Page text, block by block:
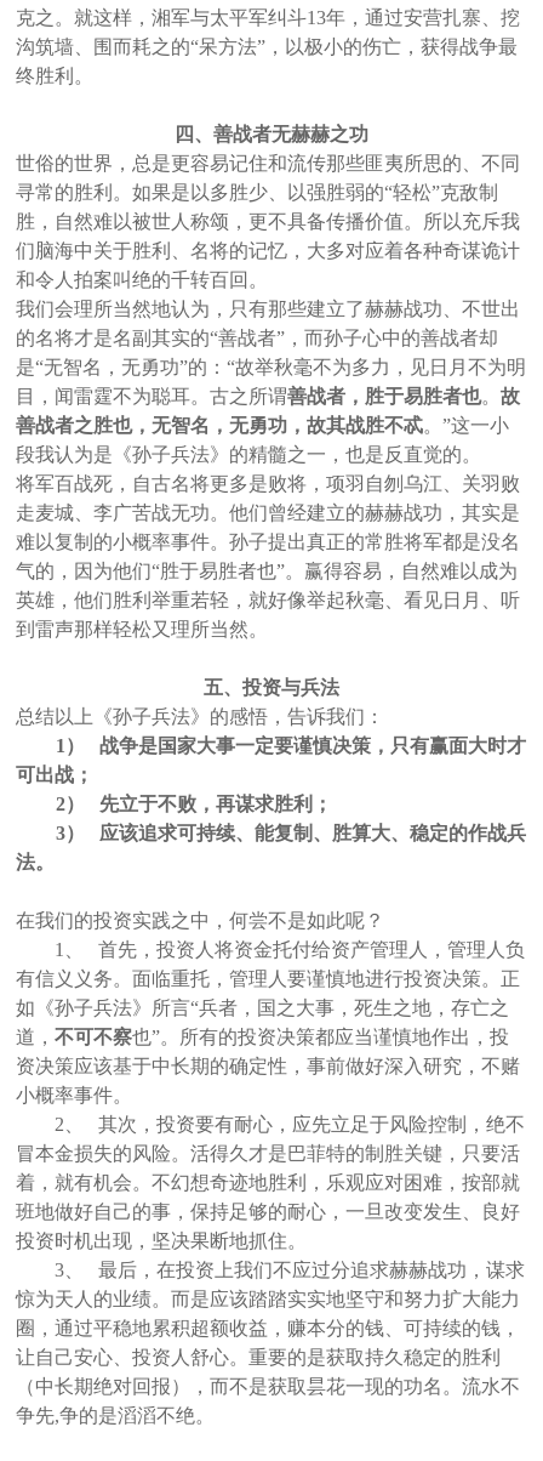
克之。就这样，湘军与太平军纠斗13年，通过安营扎寨、挖
沟筑墙、围而耗之的“呆方法”，以极小的伤亡，获得战争最
终胜利。
四、善战者无赫赫之功
世俗的世界，总是更容易记住和流传那些匪夷所思的、不同
寻常的胜利。如果是以多胜少、以强胜弱的“轻松”克敌制
胜，自然难以被世人称颂，更不具备传播价值。所以充斥我
们脑海中关于胜利、名将的记忆，大多对应着各种奇谋诡计
和令人拍案叫绝的千转百回。
我们会理所当然地认为，只有那些建立了赫赫战功、不世出
的名将才是名副其实的“善战者”，而孙子心中的善战者却
是“无智名，无勇功”的：“故举秋毫不为多力，见日月不为明
目，闻雷霆不为聪耳。古之所谓善战者，胜于易胜者也。故
善战者之胜也，无智名，无勇功，故其战胜不忒。”这一小
段我认为是《孙子兵法》的精髓之一，也是反直觉的。
将军百战死，自古名将更多是败将，项羽自刎乌江、关羽败
走麦城、李广苦战无功。他们曾经建立的赫赫战功，其实是
难以复制的小概率事件。孙子提出真正的常胜将军都是没名
气的，因为他们“胜于易胜者也”。赢得容易，自然难以成为
英雄，他们胜利举重若轻，就好像举起秋毫、看见日月、听
到雷声那样轻松又理所当然。
五、投资与兵法
总结以上《孙子兵法》的感悟，告诉我们：
1）
战争是国家大事一定要谨慎决策，只有赢面大时才
可出战；
2）
先立于不败，再谋求胜利；
3）
应该追求可持续、能复制、胜算大、稳定的作战兵
法。
在我们的投资实践之中，何尝不是如此呢？
1、
首先，投资人将资金托付给资产管理人，管理人负
有信义义务。面临重托，管理人要谨慎地进行投资决策。正
如《孙子兵法》所言“兵者，国之大事，死生之地，存亡之
道，不可不察也”。所有的投资决策都应当谨慎地作出，投
资决策应该基于中长期的确定性，事前做好深入研究，不赌
小概率事件。
2、
其次，投资要有耐心，应先立足于风险控制，绝不
冒本金损失的风险。活得久才是巴菲特的制胜关键，只要活
着，就有机会。不幻想奇迹地胜利，乐观应对困难，按部就
班地做好自己的事，保持足够的耐心，一旦改变发生、良好
投资时机出现，坚决果断地抓住。
3、
最后，在投资上我们不应过分追求赫赫战功，谋求
惊为天人的业绩。而是应该踏踏实实地坚守和努力扩大能力
圈，通过平稳地累积超额收益，赚本分的钱、可持续的钱，
让自己安心、投资人舒心。重要的是获取持久稳定的胜利
（中长期绝对回报），而不是获取昙花一现的功名。流水不
争先,争的是滔滔不绝。